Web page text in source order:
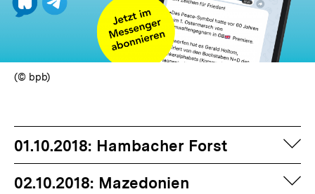
(© bpb)
01.10.2018: Hambacher Forst
02.10.2018: Mazedonien